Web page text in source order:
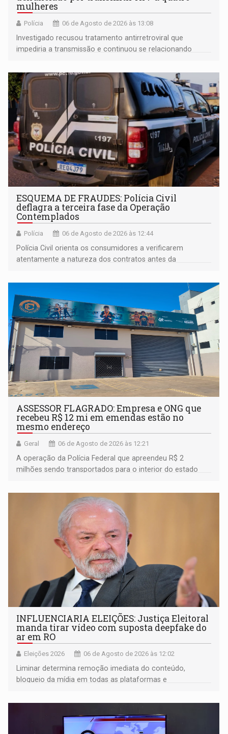
mulheres
Polícia 06 de Agosto de 2026 às 13:08
Investigado recusou tratamento antirretroviral que
impediria a transmissão e continuou se relacionando
ESQUEMA DE FRAUDES: Polícia Civil
deflagra a terceira fase da Operação
Contemplados
Polícia 06 de Agosto de 2026 às 12:44
Polícia Civil orienta os consumidores a verificarem
atentamente a natureza dos contratos antes da
ASSESSOR FLAGRADO: Empresa e ONG que
recebeu R$ 12 mi em emendas estão no
mesmo endereço
Geral 06 de Agosto de 2026 às 12:21
A operação da Polícia Federal que apreendeu R$ 2
milhões sendo transportados para o interior do estado
ligação do suspeito com um deputado federal do União
Brasil por Rondônia
INFLUENCIARIA ELEIÇÕES: Justiça Eleitoral
manda tirar vídeo com suposta deepfake do
ar em RO
Eleições 2026 06 de Agosto de 2026 às 12:02
Liminar determina remoção imediata do conteúdo,
bloqueio da mídia em todas as plataformas e